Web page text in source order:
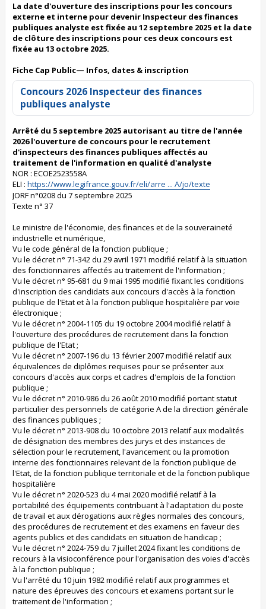
s
a
g
e
La date d'ouverture des inscriptions pour les concours
externe et interne pour devenir Inspecteur des finances
publiques analyste est fixée au 12 septembre 2025 et la date
de clôture des inscriptions pour ces deux concours est
fixée au 13 octobre 2025.
Fiche Cap Public— Infos, dates & inscription
Concours 2026 Inspecteur des finances
publiques analyste
Arrêté du 5 septembre 2025 autorisant au titre de l'année
2026 l'ouverture de concours pour le recrutement
d'inspecteurs des finances publiques affectés au
traitement de l'information en qualité d'analyste
NOR : ECOE2523558A
ELI : https://www.legifrance.gouv.fr/eli/arre ... A/jo/texte
JORF n°0208 du 7 septembre 2025
Texte n° 37
Le ministre de l'économie, des finances et de la souveraineté
industrielle et numérique,
Vu le code général de la fonction publique ;
Vu le décret n° 71-342 du 29 avril 1971 modifié relatif à la situation
des fonctionnaires affectés au traitement de l'information ;
Vu le décret n° 95-681 du 9 mai 1995 modifié fixant les conditions
d'inscription des candidats aux concours d'accès à la fonction
publique de l'Etat et à la fonction publique hospitalière par voie
électronique ;
Vu le décret n° 2004-1105 du 19 octobre 2004 modifié relatif à
l'ouverture des procédures de recrutement dans la fonction
publique de l'Etat ;
Vu le décret n° 2007-196 du 13 février 2007 modifié relatif aux
équivalences de diplômes requises pour se présenter aux
concours d'accès aux corps et cadres d'emplois de la fonction
publique ;
Vu le décret n° 2010-986 du 26 août 2010 modifié portant statut
particulier des personnels de catégorie A de la direction générale
des finances publiques ;
Vu le décret n° 2013-908 du 10 octobre 2013 relatif aux modalités
de désignation des membres des jurys et des instances de
sélection pour le recrutement, l'avancement ou la promotion
interne des fonctionnaires relevant de la fonction publique de
l'Etat, de la fonction publique territoriale et de la fonction publique
hospitalière
Vu le décret n° 2020-523 du 4 mai 2020 modifié relatif à la
portabilité des équipements contribuant à l'adaptation du poste
de travail et aux dérogations aux règles normales des concours,
des procédures de recrutement et des examens en faveur des
agents publics et des candidats en situation de handicap ;
Vu le décret n° 2024-759 du 7 juillet 2024 fixant les conditions de
recours à la visioconférence pour l'organisation des voies d'accès
à la fonction publique ;
Vu l'arrêté du 10 juin 1982 modifié relatif aux programmes et
nature des épreuves des concours et examens portant sur le
traitement de l'information ;